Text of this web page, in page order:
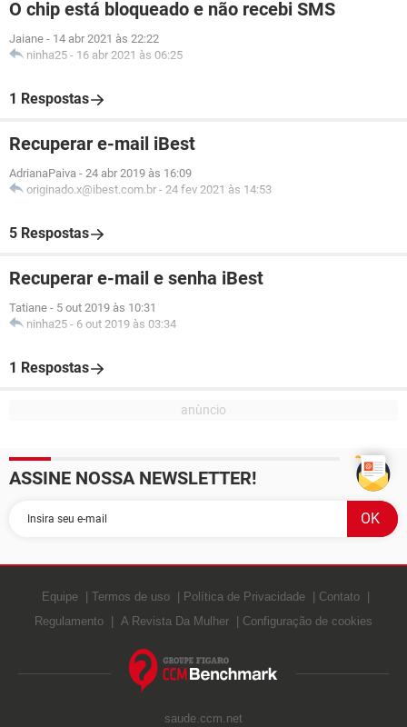
O chip está bloqueado e não recebi SMS
Jaiane - 14 abr 2021 às 22:22
ninha25 - 16 abr 2021 às 06:25
1 Respostas
Recuperar e-mail iBest
AdrianaPaiva - 24 abr 2019 às 16:09
originado.x@ibest.com.br - 24 fev 2021 às 14:53
5 Respostas
Recuperar e-mail e senha iBest
Tatiane - 5 out 2019 às 10:31
ninha25 - 6 out 2019 às 03:34
1 Respostas
ASSINE NOSSA NEWSLETTER!
Equipe Termos de uso Política de Privacidade
Contato
Regulamento
A Revista Da Mulher Configuração de cookies
saude.ccm.net